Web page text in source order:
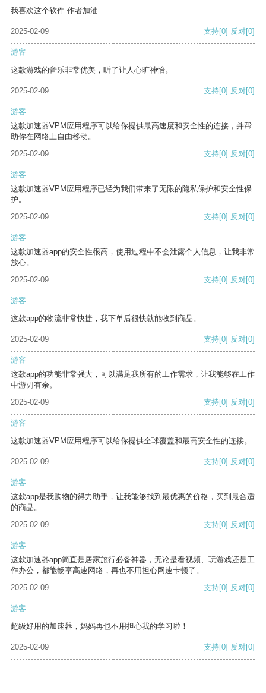
我喜欢这个软件 作者加油
2025-02-09 支持[0] 反对[0]
游客
这款游戏的音乐非常优美，听了让人心旷神怡。
2025-02-09 支持[0] 反对[0]
游客
这款加速器VPM应用程序可以给你提供最高速度和安全性的连接，并帮
助你在网络上自由移动。
2025-02-09
支持[0] 反对[0]
游客
这款加速器VPM应用程序已经为我们带来了无限的隐私保护和安全性保
护。
2025-02-09
支持[0] 反对[0]
游客
这款加速器app的安全性很高，使用过程中不会泄露个人信息，让我非常
放心。
2025-02-09
支持[0] 反对[0]
游客
这款app的物流非常快捷，我下单后很快就能收到商品。
2025-02-09 支持[0] 反对[0]
游客
这款app的功能非常强大，可以满足我所有的工作需求，让我能够在工作
中游刃有余。
2025-02-09
支持[0] 反对[0]
游客
这款加速器VPM应用程序可以给你提供全球覆盖和最高安全性的连接。
2025-02-09 支持[0] 反对[0]
游客
这款app是我购物的得力助手，让我能够找到最优惠的价格，买到最合适
的商品。
2025-02-09
支持[0] 反对[0]
游客
这款加速器app简直是居家旅行必备神器，无论是看视频、玩游戏还是工
作办公，都能畅享高速网络，再也不用担心网速卡顿了。
2025-02-09
支持[0] 反对[0]
游客
超级好用的加速器，妈妈再也不用担心我的学习啦！
2025-02-09 支持[0] 反对[0]